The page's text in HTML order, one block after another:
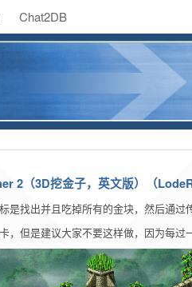
Chat2DB
2（3D挖金子，英文版）（
是找出并且吃掉所有的金块，然后通
，但是建议大家不要这样做，因为每